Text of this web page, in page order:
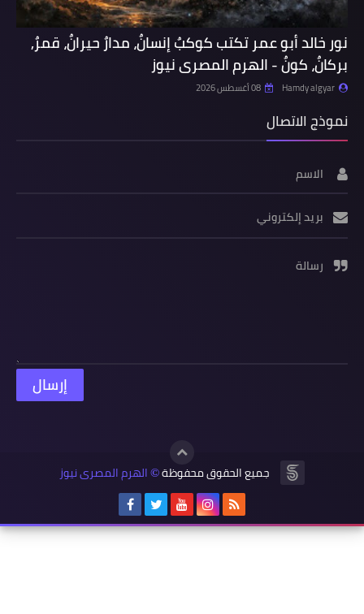
نور خالد أبو عمر تكتب كوكبٌ إنسانٌ، مدارٌ حيرانٌ، قمرٌ,
بركانٌ، كونٌ - الهرم المصرى نيوز
Hamdy algyar 08 أغسطس 2026
نموذج الاتصال
الاسم
بريد إلكتروني
رسالة
جميع الحقوق محفوظة© الهرم المصرى نيوز